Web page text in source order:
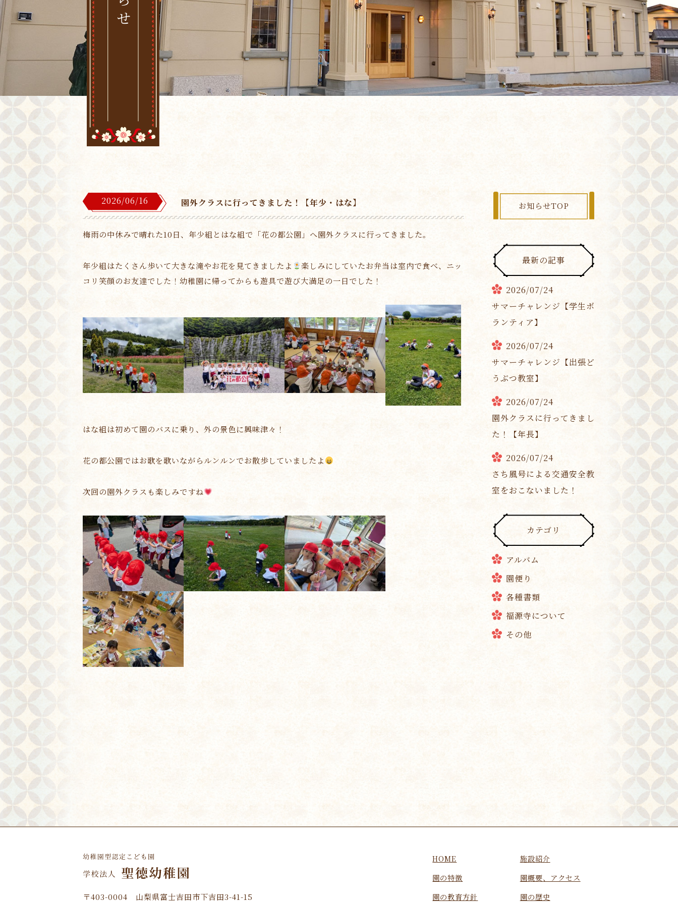
2026/06/16 園外クラスに行ってきました！【年少・はな】
梅雨の中休みで晴れた10日、年少組とはな組で「花の都公園」へ園外クラスに行ってきました。
年少組はたくさん歩いて大きな滝やお花を見てきましたよ
楽しみにしていたお弁当は室内で食べ、ニッ
コリ笑顔のお友達でした！幼稚園に帰ってからも遊具で遊び大満足の一日でした！
はな組は初めて園のバスに乗り、外の景色に興味津々！
花の都公園ではお歌を歌いながらルンルンでお散歩していましたよ
次回の園外クラスも楽しみですね
お知らせTOP
最新の記事
2026/07/24
サマーチャレンジ【学生ボ
ランティア】
2026/07/24
サマーチャレンジ【出張ど
うぶつ教室】
2026/07/24
園外クラスに行ってきまし
た！【年長】
2026/07/24
さち風号による交通安全教
室をおこないました！
カテゴリ
アルバム
園便り
各種書類
福源寺について
その他
〒403-0004 山梨県富士吉田市下吉田3-41-15
HOME
園の特徴
園の教育方針
施設紹介
園概要、アクセス
園の歴史